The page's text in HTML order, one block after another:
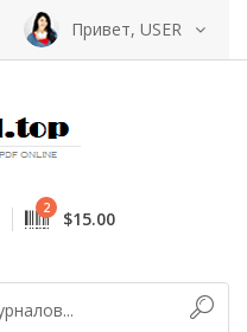
Привет, USER
2 $15.00